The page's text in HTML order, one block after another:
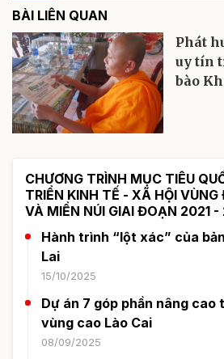
BÀI LIÊN QUAN
Phát
uy tín
bào
CHƯƠNG TRÌNH MỤC TIÊU
TRIỂN KINH TẾ - XÃ HỘI
VÀ MIỀN NÚI GIAI ĐOẠN 2021
Hành trình “lột xác” của
Lai
15/10/2025
Dự án 7 góp phần nâng
vùng cao Lào Cai
08/09/2025